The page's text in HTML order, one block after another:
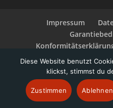
Impressum
Widerrufsbelehrung
© 2026 AXDIA
Diese Website benutzt
klickst, stimmst du
Zustimmen Ablehnen